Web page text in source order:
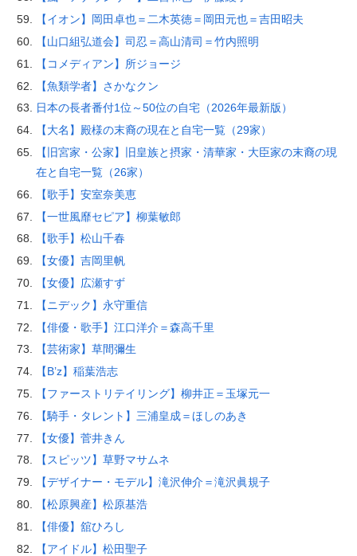
【イオン】岡田卓也＝二木英徳＝岡田元也＝吉田昭夫
【山口組弘道会】司忍＝高山清司＝竹内照明
【コメディアン】所ジョージ
【魚類学者】さかなクン
日本の長者番付1位～50位の自宅（2026年最新版）
【大名】殿様の末裔の現在と自宅一覧（29家）
【旧宮家・公家】旧皇族と摂家・清華家・大臣家の末裔の現
在と自宅一覧（26家）
【歌手】安室奈美恵
【一世風靡セピア】柳葉敏郎
【歌手】松山千春
【女優】吉岡里帆
【女優】広瀬すず
【ニデック】永守重信
【俳優・歌手】江口洋介＝森高千里
【芸術家】草間彌生
【B’z】稲葉浩志
【ファーストリテイリング】柳井正＝玉塚元一
【騎手・タレント】三浦皇成＝ほしのあき
【女優】菅井きん
【スピッツ】草野マサムネ
【デザイナー・モデル】滝沢伸介＝滝沢眞規子
【松原興産】松原基浩
【俳優】舘ひろし
【アイドル】松田聖子